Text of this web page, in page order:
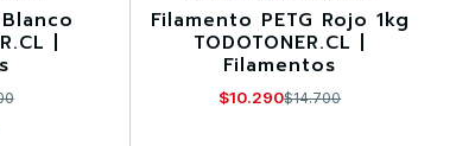
|
-30%
Filamento PETG Rojo 1kg
TODOTONER.CL |
Filamentos
$10.290$14.700